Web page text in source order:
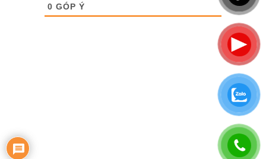
0 GÓP Ý